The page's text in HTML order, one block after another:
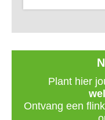
Plant hier
Ontvang een